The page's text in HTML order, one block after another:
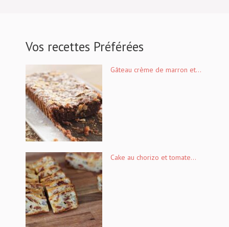
Vos recettes Préférées
Gâteau crème de marron et...
Cake au chorizo et tomate...